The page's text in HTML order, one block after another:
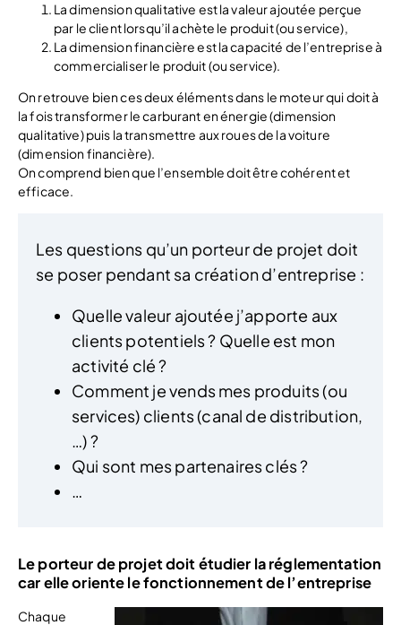
La dimension qualitative est la valeur ajoutée perçue
par le client lorsqu’il achète le produit (ou service),
La dimension financière est la capacité de l’entreprise à
commercialiser le produit (ou service).
On retrouve bien ces deux éléments dans le moteur qui doit à
la fois transformer le carburant en énergie (dimension
qualitative) puis la transmettre aux roues de la voiture
(dimension financière).
On comprend bien que l’ensemble doit être cohérent et
efficace.
Les questions qu’un porteur de projet doit
se poser pendant sa création d’entreprise :
Quelle valeur ajoutée j’apporte aux
clients potentiels ? Quelle est mon
activité clé ?
Comment je vends mes produits (ou
services) clients (canal de distribution,
…) ?
Qui sont mes partenaires clés ?
…
Le porteur de projet doit étudier la réglementation
car elle oriente le fonctionnement de l’entreprise
Chaque